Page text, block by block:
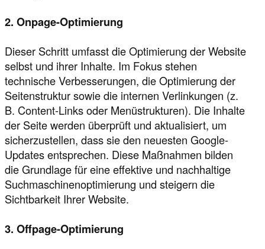
2. Onpage-Optimierung
Dieser Schritt umfasst die Optimierung der Website
selbst und ihrer Inhalte. Im Fokus stehen
technische Verbesserungen, die Optimierung der
Seitenstruktur sowie die internen Verlinkungen (z.
B. Content-Links oder Menüstrukturen). Die Inhalte
der Seite werden überprüft und aktualisiert, um
sicherzustellen, dass sie den neuesten Google-
Updates entsprechen. Diese Maßnahmen bilden
die Grundlage für eine effektive und nachhaltige
Suchmaschinenoptimierung und steigern die
Sichtbarkeit Ihrer Website.
3. Offpage-Optimierung